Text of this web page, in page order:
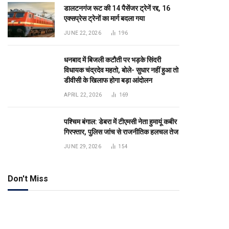
डालटनगंज रूट की 14 पैसेंजर ट्रेनें रद्द, 16
एक्सप्रेस ट्रेनों का मार्ग बदला गया
JUNE 22, 2026 196
धनबाद में बिजली कटौती पर भड़के सिंदरी
विधायक चंद्रदेव महतो, बोले- सुधार नहीं हुआ तो
डीवीसी के खिलाफ होगा बड़ा आंदोलन
APRIL 22, 2026 169
पश्चिम बंगाल: डेबरा में टीएमसी नेता हुमायूं कबीर
गिरफ्तार, पुलिस जांच से राजनीतिक हलचल तेज
JUNE 29, 2026 154
Don't Miss